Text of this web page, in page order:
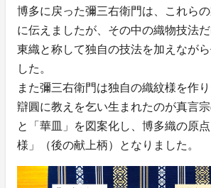
博多に戻った彌三右衛門は、これら
に伝えましたが、その中の織物技法
東織と称して独自の技法を加えなが
した。
また彌三右衛門は独自の織紋様を作
辯圓に教えを乞い生まれたのが真言宗
と「華皿」を図案化し、博多織の原
様」（後の献上柄）となりました。